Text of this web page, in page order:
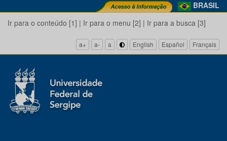
BRASIL
Ir para o conteúdo [1] | Ir para o menu [2] | Ir para a busca [3]
a+ a- a English Español Français